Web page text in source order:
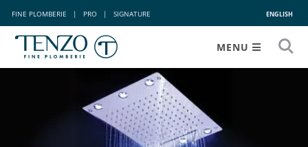
FINE PLOMBERIE | PRO | SIGNATURE ENGLISH
MENU